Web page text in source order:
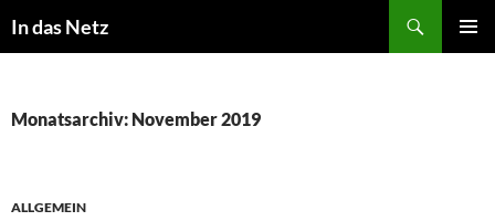
Inhalt
In das Netz
Monatsarchiv: November 2019
ALLGEMEIN